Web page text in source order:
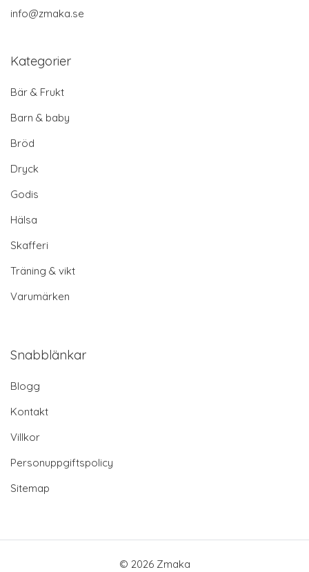
info@zmaka.se
Kategorier
Bär & Frukt
Barn & baby
Bröd
Dryck
Godis
Hälsa
Skafferi
Träning & vikt
Varumärken
Snabblänkar
Blogg
Kontakt
Villkor
Personuppgiftspolicy
Sitemap
© 2026 Zmaka